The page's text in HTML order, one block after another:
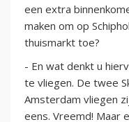
een extra
maken om op
thuismarkt toe?
- En wat denkt u
te vliegen. De twee
Amsterdam vliegen
eens. Vreemd! Maar